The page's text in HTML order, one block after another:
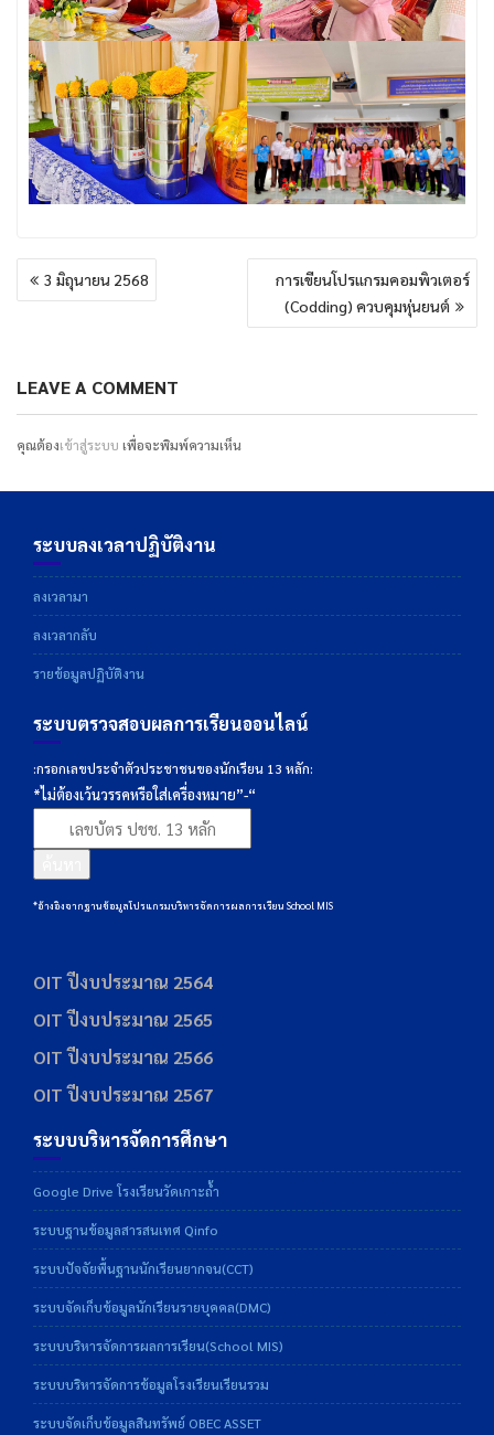
แนะแนว
เรื่อง3 มิถุนายน 2568
การเขียนโปรแกรมคอมพิวเตอร์
(Codding) ควบคุมหุ่นยนต์
LEAVE A COMMENT
คุณต้องเข้าสู่ระบบ เพื่อจะพิมพ์ความเห็น
ระบบลงเวลาปฏิบัติงาน
ลงเวลามา
ลงเวลากลับ
รายข้อมูลปฏิบัติงาน
ระบบตรวจสอบผลการเรียนออนไลน์
:กรอกเลขประจำตัวประชาชนของนักเรียน 13 หลัก:
*ไม่ต้องเว้นวรรคหรือใส่เครื่องหมาย”-“
*อ้างอิงจากฐานข้อมูลโปรแกรมบริหารจัดการผลการเรียน School MIS
OIT ปีงบประมาณ 2564
OIT ปีงบประมาณ 2565
OIT ปีงบประมาณ 2566
OIT ปีงบประมาณ 2567
ระบบบริหารจัดการศึกษา
Google Drive โรงเรียนวัดเกาะถ้ำ
ระบบฐานข้อมูลสารสนเทศ Qinfo
ระบบปัจจัยพื้นฐานนักเรียนยากจน(CCT)
ระบบจัดเก็บข้อมูลนักเรียนรายบุคคล(DMC)
ระบบบริหารจัดการผลการเรียน(School MIS)
ระบบบริหารจัดการข้อมูลโรงเรียนเรียนรวม
ระบบจัดเก็บข้อมูลสินทรัพย์ OBEC ASSET